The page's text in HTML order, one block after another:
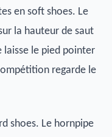
en soft shoes. Le
la hauteur de saut
laisse le pied pointer
regarde le
shoes. Le hornpipe